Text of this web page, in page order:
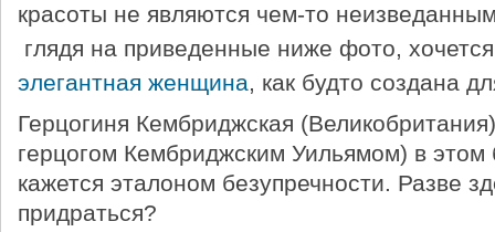
красоты не являются чем-то
глядя на приведенные ниже фото,
элегантная женщина, как будто создана
Герцогиня Кембриджская
герцогом Кембриджским Уильямом) в
кажется эталоном безупречности. Разве
придраться?